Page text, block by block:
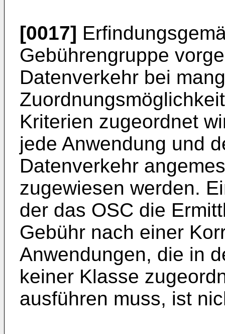
[0017]
Gebührengruppe
Datenverkehr bei
Kriterien zugeordnet
jede Anwendung und
Datenverkehr
zugewiesen werden.
der das OSC die
Gebühr nach einer
Anwendungen, die in
keiner Klasse
ausführen muss, ist